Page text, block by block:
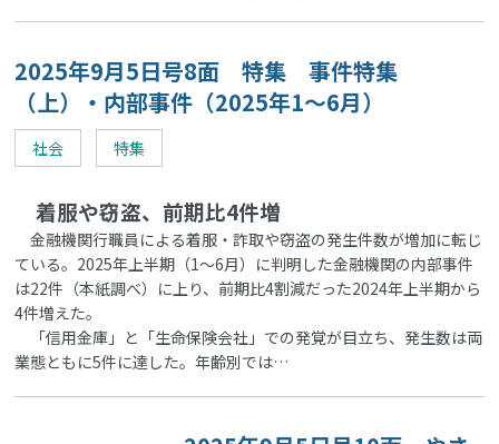
2025年9月5日号8面 特集 事件特集
（上）・内部事件（2025年1～6月）
社会 特集
着服や窃盗、前期比4件増
金融機関行職員による着服・詐取や窃盗の発生件数が増加に転じ
ている。2025年上半期（1～6月）に判明した金融機関の内部事件
は22件（本紙調べ）に上り、前期比4割減だった2024年上半期から
4件増えた。
「信用金庫」と「生命保険会社」での発覚が目立ち、発生数は両
業態ともに5件に達した。年齢別では…